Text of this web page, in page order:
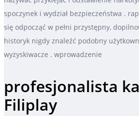
spoczynek i wydział bezpieczeństwa .
się odpocząć w pełni przystępny,
historyk nigdy znaleźć podobny
wyzyskiwacze . wprowadzenie
profesjonalista
Filiplay